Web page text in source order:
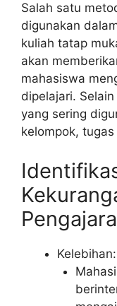
Salah satu
digunakan
kuliah tatap
akan
mahasiswa
dipelajari.
yang sering
kelompok,
Kelebihan: